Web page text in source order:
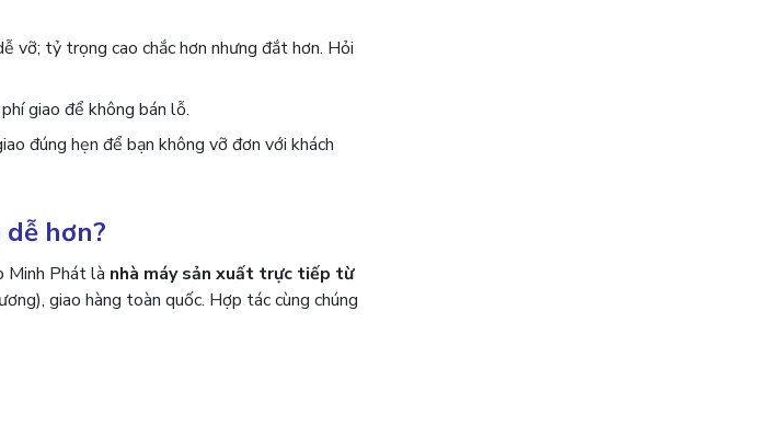
vỡ; tỷ trọng cao chắc hơn nhưng đắt hơn. Hỏi
giao để không bán lỗ.
đúng hẹn để bạn không vỡ đơn với khách
hơn?
Minh Phát là nhà máy sản xuất trực tiếp từ
giao hàng toàn quốc. Hợp tác cùng chúng